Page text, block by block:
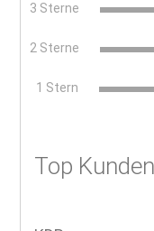
3 Sterne
2 Sterne
1 Stern
Top